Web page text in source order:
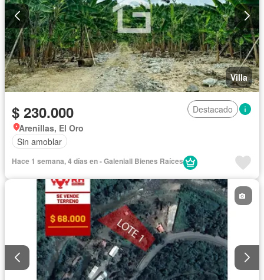
Villa
$ 230.000
Destacado
Arenillas, El Oro
Sin amoblar
Hace 1 semana, 4 días en - Galeniall Bienes Raíces